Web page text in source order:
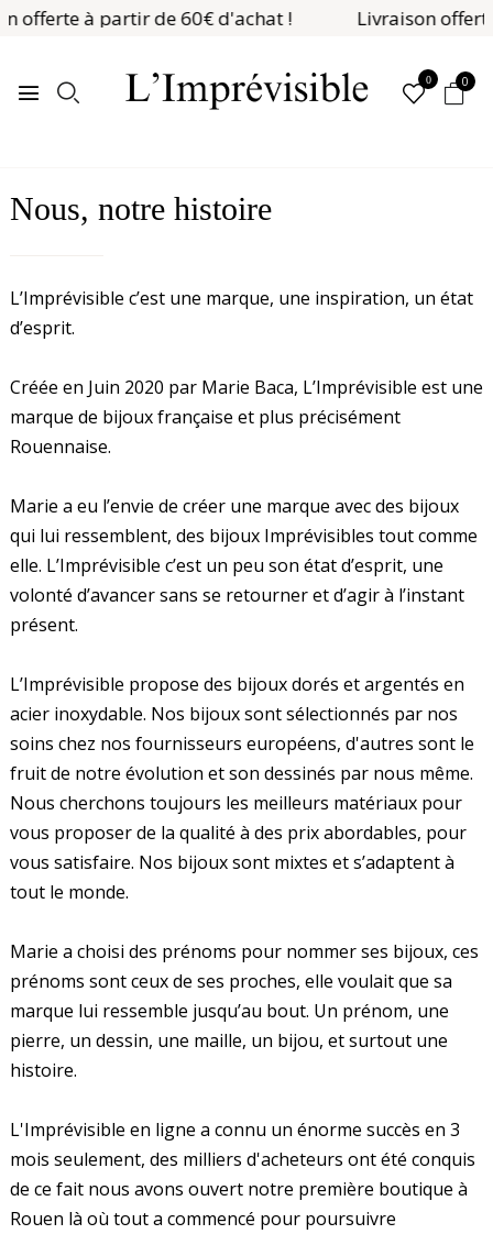
offerte à partir de 60€ d'achat ! Livraison
0 0
Nous, notre histoire
L’Imprévisible c’est une marque, une inspiration, un état
d’esprit.
Créée en Juin 2020 par Marie Baca, L’Imprévisible est une
marque de bijoux française et plus précisément
Rouennaise.
Marie a eu l’envie de créer une marque avec des bijoux
qui lui ressemblent, des bijoux Imprévisibles tout comme
elle. L’Imprévisible c’est un peu son état d’esprit, une
volonté d’avancer sans se retourner et d’agir à l’instant
présent.
L’Imprévisible propose des bijoux dorés et argentés en
acier inoxydable. Nos bijoux sont sélectionnés par nos
soins chez nos fournisseurs européens, d'autres sont le
fruit de notre évolution et son dessinés par nous même.
Nous cherchons toujours les meilleurs matériaux pour
vous proposer de la qualité à des prix abordables, pour
vous satisfaire. Nos bijoux sont mixtes et s’adaptent à
tout le monde. ​
Marie a choisi des prénoms pour nommer ses bijoux, ces
prénoms sont ceux de ses proches, elle voulait que sa
marque lui ressemble jusqu’au bout. Un prénom, une
pierre, un dessin, une maille, un bijou, et surtout une
histoire. ​
L'Imprévisible en ligne a connu un énorme succès en 3
mois seulement, des milliers d'acheteurs ont été conquis
de ce fait nous avons ouvert notre première boutique à
Rouen là où tout a commencé pour poursuivre